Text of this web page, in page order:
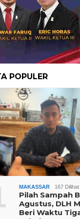
POPULER
MAKASSAR 167 Dilihat
Pilah Sampah
Agustus, DLH
Beri Waktu